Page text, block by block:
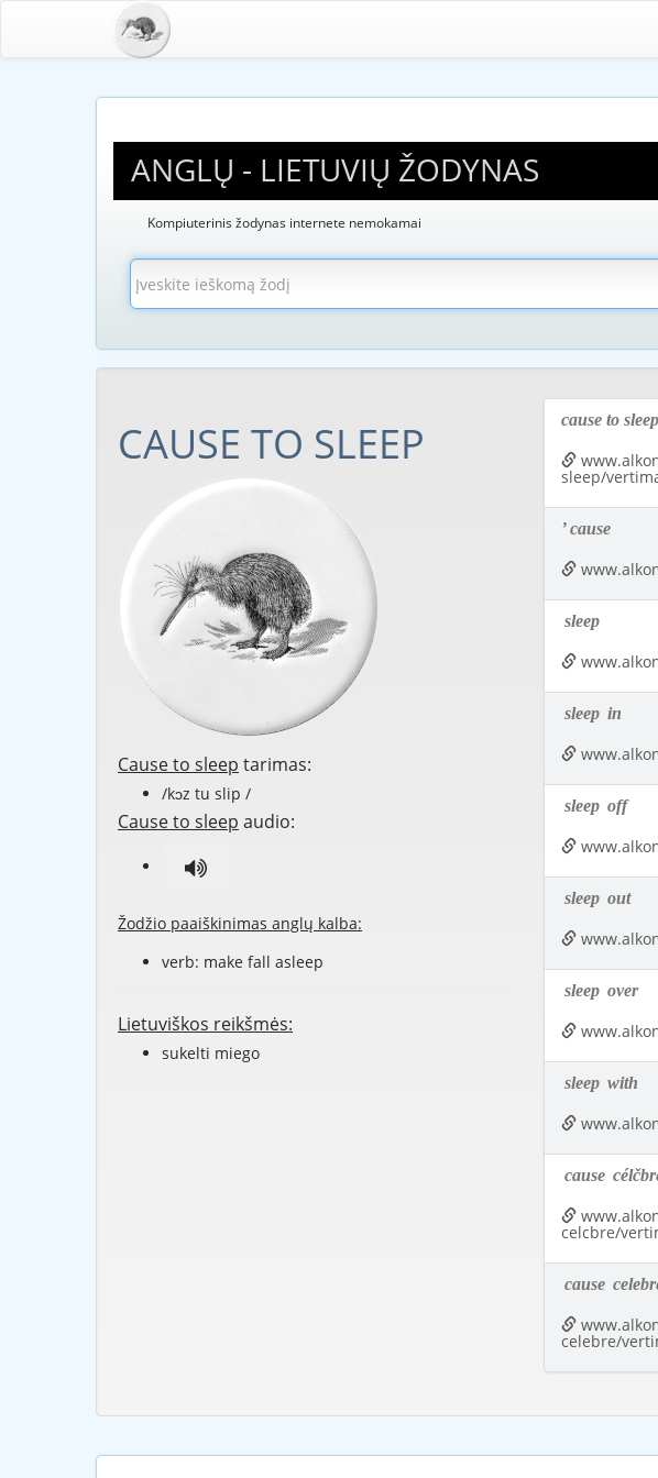
ANGLŲ - LIETUVIŲ ŽODYNAS
Kompiuterinis žodynas internete nemokamai
CAUSE TO SLEEP
Cause to sleep tarimas:
/kɔz tu slip /
Cause to sleep audio:
Žodžio paaiškinimas anglų kalba:
verb: make fall asleep
Lietuviškos reikšmės:
sukelti miego
cause to sleep
sleep/
’cause
sleep
sleep in
sleep off
sleep out
sleep over
sleep with
cause
celcbre/
cause
celebre/